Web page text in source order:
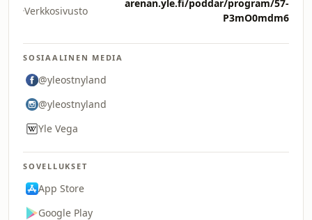
Verkkosivusto
arenan.yle.fi/poddar/program/57-
P3mO0mdm6
SOSIAALINEN MEDIA
@yleostnyland
@yleostnyland
Yle Vega
SOVELLUKSET
App Store
Google Play